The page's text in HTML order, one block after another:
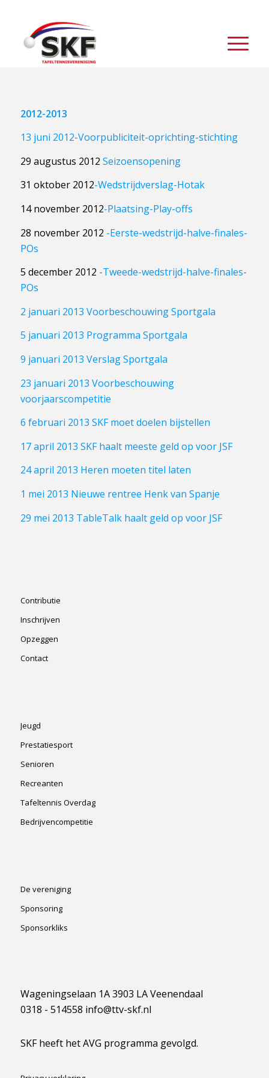
2012-2013
13 juni 2012-Voorpubliciteit-oprichting-stichting
29 augustus 2012 Seizoensopening
31 oktober 2012-Wedstrijdverslag-Hotak
14 november 2012-Plaatsing-Play-offs
28 november 2012 -Eerste-wedstrijd-halve-finales-
POs
5 december 2012 -Tweede-wedstrijd-halve-finales-
POs
2 januari 2013 Voorbeschouwing Sportgala
5 januari 2013 Programma Sportgala
9 januari 2013 Verslag Sportgala
23 januari 2013 Voorbeschouwing
voorjaarscompetitie
6 februari 2013 SKF moet doelen bijstellen
17 april 2013 SKF haalt meeste geld op voor JSF
24 april 2013 Heren moeten titel laten
1 mei 2013 Nieuwe rentree Henk van Spanje
29 mei 2013 TableTalk haalt geld op voor JSF
Contributie
Inschrijven
Opzeggen
Contact
Jeugd
Prestatiesport
Senioren
Recreanten
Tafeltennis Overdag
Bedrijvencompetitie
De vereniging
Sponsoring
Sponsorkliks
Wageningselaan 1A 3903 LA Veenendaal
0318 - 514558 info@ttv-skf.nl
SKF heeft het AVG programma gevolgd.